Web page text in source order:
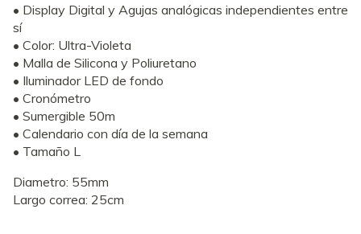
• Display Digital y Agujas analógicas independientes entre
sí
• Color: Ultra-Violeta
• Malla de Silicona y Poliuretano
• Iluminador LED de fondo
• Cronómetro
• Sumergible 50m
• Calendario con día de la semana
• Tamaño L
Diametro: 55mm
Largo correa: 25cm